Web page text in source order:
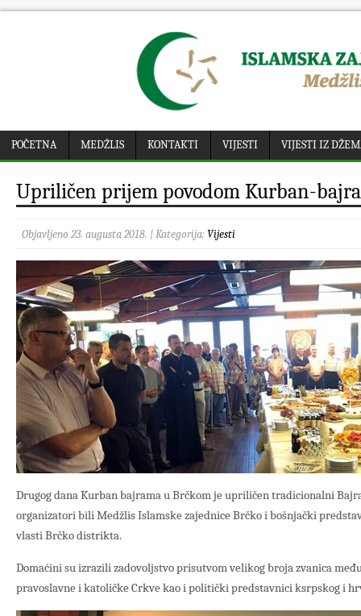
POČETNA MEDŽLIS KONTAKTI VIJESTI VIJESTI IZ
Upriličen prijem povodom Kurban-
Objavljeno 23. augusta 2018. | Kategorija: Vijesti
Drugog dana Kurban bajrama u Brčkom je upriličen tradicionalni
organizatori bili Medžlis Islamske zajednice Brčko i bošnjački
vlasti Brčko distrikta.
Domaćini su izrazili zadovoljstvo prisutvom velikog broja zvanica
pravoslavne i katoličke Crkve kao i politički predstavnici ksrpskog i